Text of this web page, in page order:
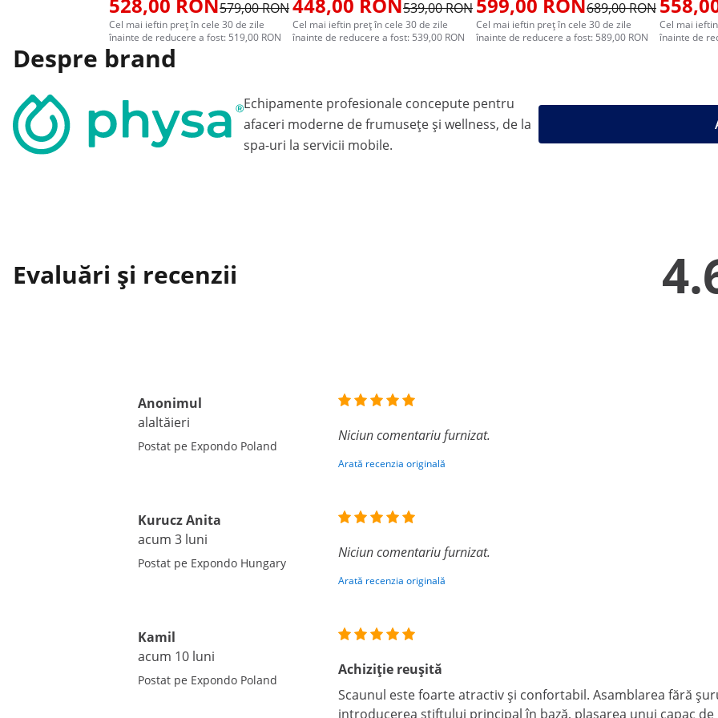
579,00 RON
Cel mai ieftin preț în cele 30 de zile
înainte de reducere a fost: 519,00 RON
539,00 RON
Cel mai ieftin preț în cele 30 de zile
înainte de reducere a fost: 539,00 RON
689,00 RON
Cel mai ieftin preț în cele 30 de zile
înainte de reducere a fost: 589,00 RON
Cel mai
înainte de
Despre brand
Echipamente profesionale concepute pentru
afaceri moderne de frumusețe și wellness, de la
spa-uri la servicii mobile.
Evaluări și recenzii
Anonimul
alaltăieri
Postat pe Expondo Poland
Niciun comentariu furnizat.
Arată recenzia originală
Kurucz Anita
acum 3 luni
Postat pe Expondo Hungary
Niciun comentariu furnizat.
Arată recenzia originală
Kamil
acum 10 luni
Postat pe Expondo Poland
Achiziție reușită
Scaunul este foarte atractiv și confortabil. Asamblarea fără
introducerea știftului principal în bază, plasarea unui capac